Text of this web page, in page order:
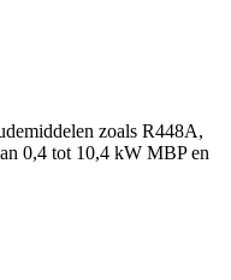
zoals R448A,
0,4 tot 10,4 kW MBP en